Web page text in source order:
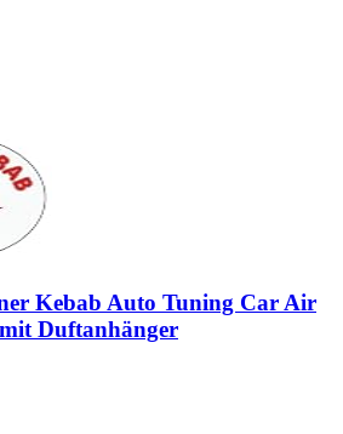
Kebab Auto Tuning Car Air
Duftanhänger